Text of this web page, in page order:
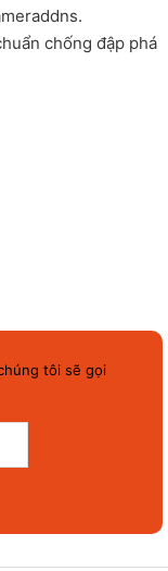
chống đập phá
DE/W
tôi sẽ gọi